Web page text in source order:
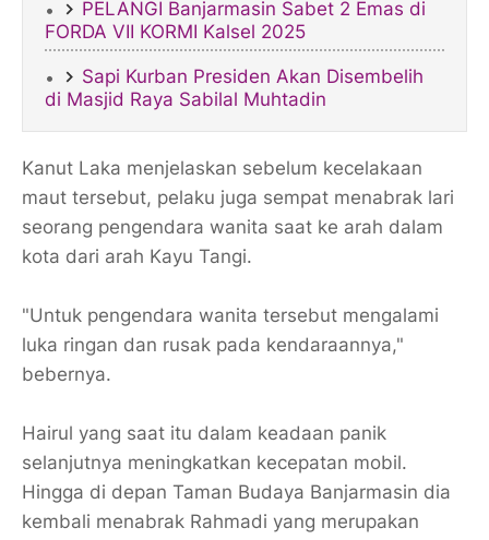
PELANGI Banjarmasin Sabet 2 Emas di
FORDA VII KORMI Kalsel 2025
Sapi Kurban Presiden Akan Disembelih
di Masjid Raya Sabilal Muhtadin
Kanut Laka menjelaskan sebelum kecelakaan
maut tersebut, pelaku juga sempat menabrak lari
seorang pengendara wanita saat ke arah dalam
kota dari arah Kayu Tangi.
"Untuk pengendara wanita tersebut mengalami
luka ringan dan rusak pada kendaraannya,"
bebernya.
Hairul yang saat itu dalam keadaan panik
selanjutnya meningkatkan kecepatan mobil.
Hingga di depan Taman Budaya Banjarmasin dia
kembali menabrak Rahmadi yang merupakan